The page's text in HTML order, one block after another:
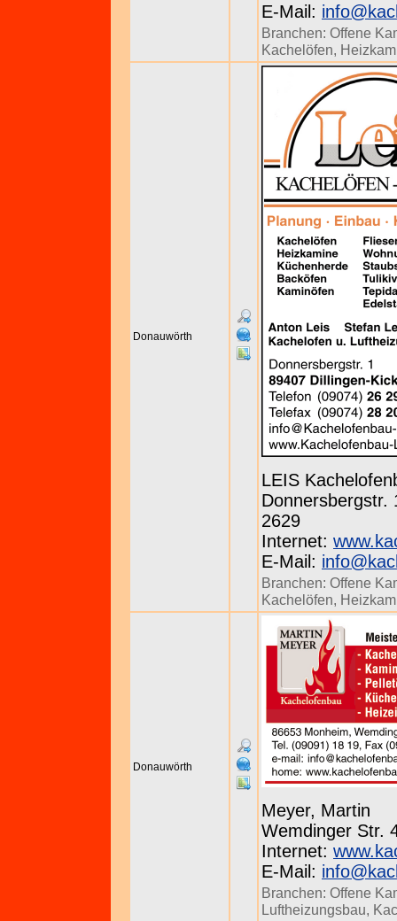
E-Mail:
Branchen: Offene
Kachelöfen,
Donauwörth
LEIS
Donnersbergstr.
2629
Internet:
E-Mail:
Branchen: Offene
Kachelöfen,
Donauwörth
Meyer, Martin
Wemdinger Str.
Internet:
E-Mail:
Branchen: Offene
Luftheizungsbau,